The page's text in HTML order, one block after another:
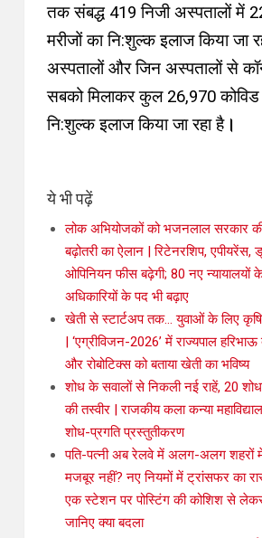
तक संबद्ध 419 निजी अस्पतालों में
मरीजों का नि:शुल्क इलाज किया जा
अस्पतालों और जिन अस्पतालों से
सबको मिलाकर कुल 26,970 कोविड
नि:शुल्क इलाज किया जा रहा है।
ये भी पढ़ें
लोक अभियोजकों को भजनलाल सरकार
बढ़ोतरी का ऐलान | रिटेनरशिप, एपीयरेंस,
ओपिनियन फीस बढ़ेगी; 80 नए न्यायालयों
अधिकारियों के पद भी बढ़ाए
खेती से स्टार्टअप तक… युवाओं के लिए
| ‘एग्रीविजन-2026’ में राज्यपाल
और रोबोटिक्स को बताया खेती का भविष्य
शोध के सवालों से निकली नई राहें, 20
की तस्वीर | राजकीय कला कन्या
शोध-प्रगति प्रस्तुतीकरण
पति-पत्नी अब रेलवे में अलग-अलग शहरों
मजबूर नहीं? नए नियमों में ट्रांसफर का
एक स्टेशन पर पोस्टिंग की कोशिश से
जानिए क्या बदला